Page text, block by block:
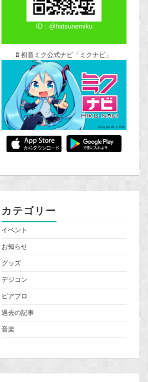
ID：@hatsunemiku
初音ミク公式ナビ「ミクナビ」
カテゴリー
イベント
お知らせ
グッズ
デジコン
ピアプロ
過去の記事
音楽